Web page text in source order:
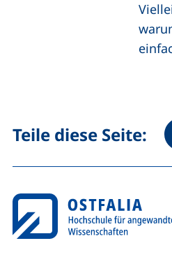
Teile diese Seite: